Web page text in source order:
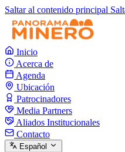
Saltar al contenido principal
Inicio
Acerca de
Agenda
Ubicación
Patrocinadores
Media Partners
Aliados Institucionales
Contacto
Español